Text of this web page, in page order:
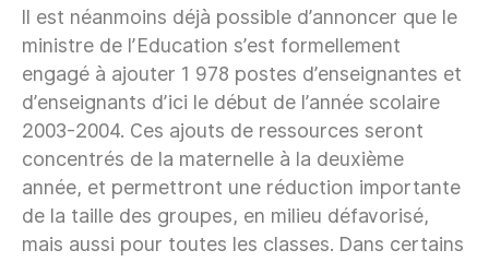
Il est néanmoins déjà possible d’annoncer que le
ministre de l’Education s’est formellement
engagé à ajouter 1 978 postes d’enseignantes et
d’enseignants d’ici le début de l’année scolaire
2003-2004. Ces ajouts de ressources seront
concentrés de la maternelle à la deuxième
année, et permettront une réduction importante
de la taille des groupes, en milieu défavorisé,
mais aussi pour toutes les classes. Dans certains